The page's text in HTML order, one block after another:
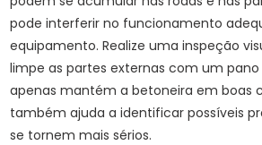
pode interferir no funcionamento
equipamento. Realize uma inspeção
limpe as partes externas com um pano
apenas mantém a betoneira em boas
também ajuda a identificar possíveis
se tornem mais sérios.